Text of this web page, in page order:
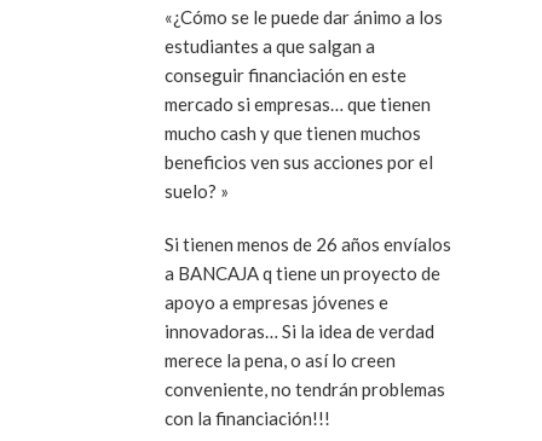
«¿Cómo se le puede dar ánimo a los
estudiantes a que salgan a
conseguir financiación en este
mercado si empresas… que tienen
mucho cash y que tienen muchos
beneficios ven sus acciones por el
suelo? »
Si tienen menos de 26 años envíalos
a BANCAJA q tiene un proyecto de
apoyo a empresas jóvenes e
innovadoras… Si la idea de verdad
merece la pena, o así lo creen
conveniente, no tendrán problemas
con la financiación!!!